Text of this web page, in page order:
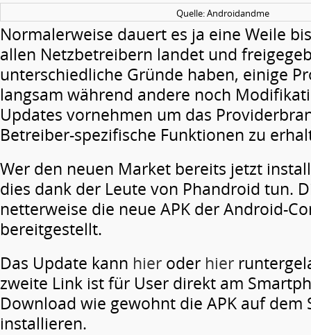
Quelle: Androidandme
Normalerweise dauert es ja eine Weile
allen Netzbetreibern landet und
unterschiedliche Gründe haben, einige
langsam während andere noch
Updates vornehmen um das
Betreiber-spezifische Funktionen zu
Wer den neuen Market bereits jetzt
dies dank der Leute von Phandroid tun.
netterweise die neue APK der Android-
bereitgestellt.
Das Update kann hier oder hier
zweite Link ist für User direkt am
Download wie gewohnt die APK auf dem
installieren.